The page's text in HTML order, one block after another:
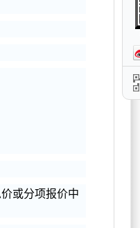
或分项报价中